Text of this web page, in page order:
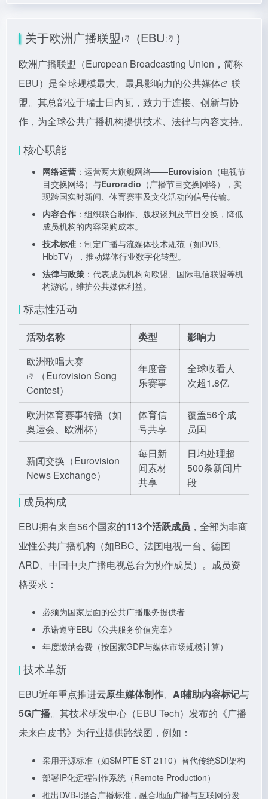
关于欧洲广播联盟 (EBU )
欧洲广播联盟（European Broadcasting Union，简称
EBU）是全球规模最大、最具影响力的公共媒体
联
盟。其总部位于瑞士日内瓦，致力于连接、创新与协
作，为全球公共广播机构提供技术、法律与内容支持。
核心职能
网络运营 ：运营两大旗舰网络——Eurovision （电视节
目交换网络）与Euroradio （广播节目交换网络），实
现跨国实时新闻、体育赛事及文化活动的信号传输。
内容合作 ：组织联合制作、版权谈判及节目交换，降低
成员机构的内容采购成本。
技术标准 ：制定广播与流媒体技术规范（如DVB、
HbbTV），推动媒体行业数字化转型。
法律与政策 ：代表成员机构向欧盟、国际电信联盟等机
构游说，维护公共媒体利益。
标志性活动
活动名称 类型
影响力
欧洲歌唱大赛
（Eurovision Song
Contest）
年度音
乐赛事
全球收看人
次超1.8亿
欧洲体育赛事转播（如
奥运会、欧洲杯）
体育信
号共享
覆盖56个成
员国
新闻交换（Eurovision
News Exchange）
每日新
闻素材
共享
日均处理超
500条新闻片
段
成员构成
EBU拥有来自56个国家的113个活跃成员 ，全部为非商
业性公共广播机构（如BBC、法国电视一台、德国
ARD、中国中央广播电视总台为协作成员）。成员资
格要求：
必须为国家层面的公共广播服务提供者
承诺遵守EBU《公共服务价值宪章》
年度缴纳会费（按国家GDP与媒体市场规模计算）
技术革新
EBU近年重点推进云原生媒体制作、 AI辅助内容标记与
5G广播。其技术研发中心（EBU Tech）发布的《广播
未来白皮书》为行业提供路线图，例如：
采用开源标准（如SMPTE ST 2110）替代传统SDI架构
部署IP化远程制作系统（Remote Production）
推出DVB-I混合广播标准，融合地面广播与互联网分发